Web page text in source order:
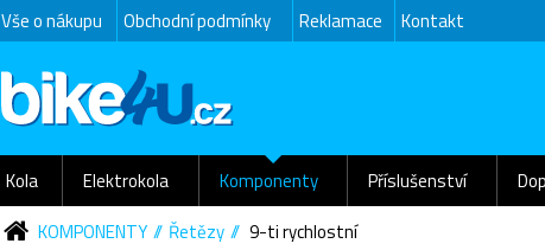
Vše o nákupu Obchodní podmínky Reklamace Kontakt
Kola Elektrokola Komponenty Příslušenství
KOMPONENTY
Řetězy
9-ti rychlostní